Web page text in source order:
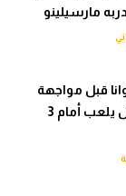
مارسيلينو
قبل مواجهة
أتلتيكو مدريد.. ويامال يلعب أمام 3